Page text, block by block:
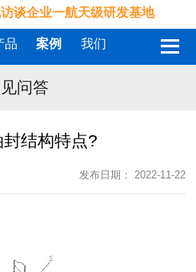
谈企业一航天级研发基地
品 案例 我们
问答
结构特点?
发布日期： 2022-11-22